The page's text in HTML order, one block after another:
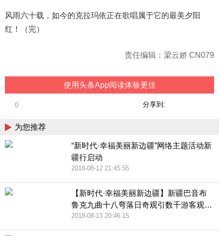
风雨六十载，如今的克拉玛依正在歌唱属于它的最美夕阳
红！（完）
责任编辑：梁云娇 CN079
使用头条App阅读体验更佳
分享到:
0
为您推荐
“新时代·幸福美丽新边疆”网络主题活动新
疆行启动
2018-08-12 21:45:55
【新时代·幸福美丽新边疆】新疆巴音布
鲁克九曲十八弯落日奇观引数千游客观
赏！
2018-08-13 20:46:15